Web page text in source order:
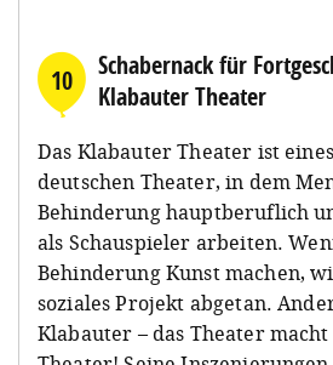
10
Schabernack für
Klabauter Theater
Das Klabauter Theater ist
deutschen Theater, in dem
Behinderung hauptberuflich
als Schauspieler arbeiten.
Behinderung Kunst machen,
soziales Projekt abgetan.
Klabauter – das Theater